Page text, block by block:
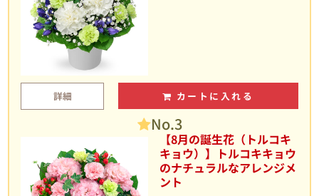
詳細 カートに入れる
No.3
【8月の誕生花（トルコキ
キョウ）】トルコキキョウ
のナチュラルなアレンジメ
ント